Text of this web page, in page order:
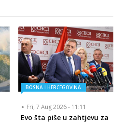
BOSNA I HERCEGOVINA
Fri, 7 Aug 2026 - 11:11
Evo šta piše u zahtjevu za